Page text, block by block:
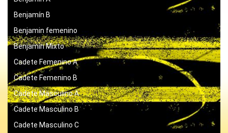
Benjamín B
Benjamin femenino
Benjamín Mixto
Cadete Femenino A
Cadete Femenino B
Cadete Masculino A
Cadete Masculino B
Cadete Masculino C